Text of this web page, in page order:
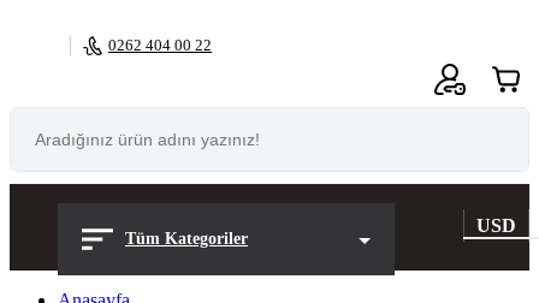
0262 404 00 22
0
Tüm Kategoriler
USD